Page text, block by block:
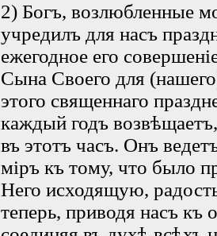
2) Богъ, возлюбленные
учредилъ для насъ
ежегодное его
Сына Своего для
этого священнаго
каждый годъ
въ этотъ часъ. Онъ
міръ къ тому, что было
Него исходящую,
теперь, приводя насъ